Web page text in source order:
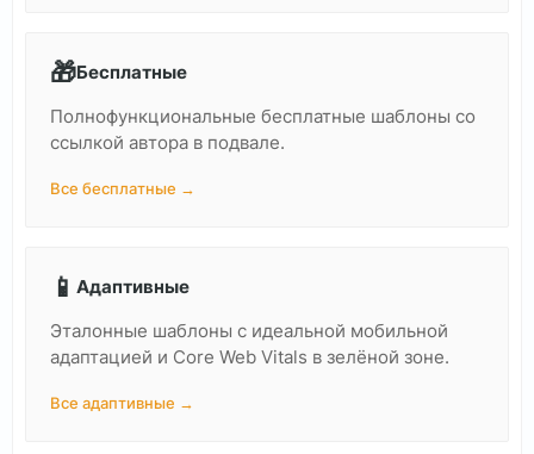
🎁Бесплатные
Полнофункциональные бесплатные шаблоны со
ссылкой автора в подвале.
Все бесплатные →
📱 Адаптивные
Эталонные шаблоны с идеальной мобильной
адаптацией и Core Web Vitals в зелёной зоне.
Все адаптивные →